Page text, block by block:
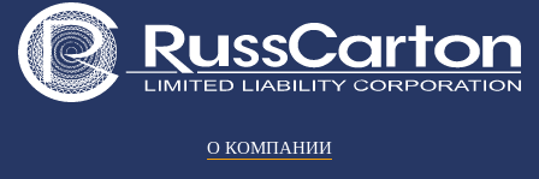
О КОМПАНИИ